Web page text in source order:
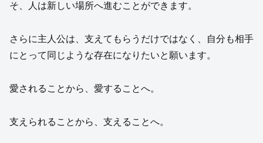
そ、人は新しい場所へ進むことができます。
さらに主人公は、支えてもらうだけではなく、自分も相手
にとって同じような存在になりたいと願います。
愛されることから、愛することへ。
支えられることから、支えることへ。